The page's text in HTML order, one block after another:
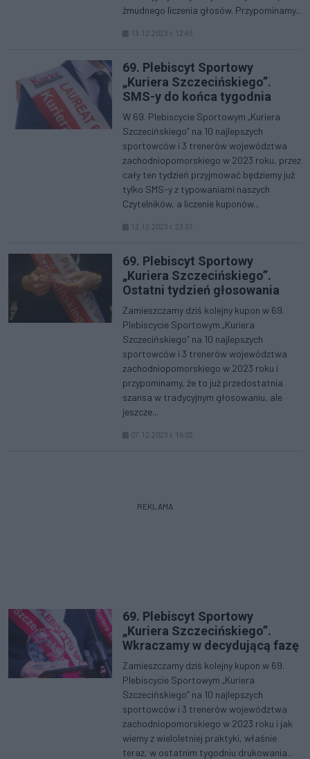
żmudnego liczenia głosów. Przypominamy...
13.12.2023 r. 12:45
69. Plebiscyt Sportowy
„Kuriera Szczecińskiego”.
SMS-y do końca tygodnia
W 69. Plebiscycie Sportowym „Kuriera
Szczecińskiego” na 10 najlepszych
sportowców i 3 trenerów województwa
zachodniopomorskiego w 2023 roku, przez
cały ten tydzień przyjmować będziemy już
tylko SMS-y z typowaniami naszych
Czytelników, a liczenie kuponów...
12.12.2023 r. 23:37
69. Plebiscyt Sportowy
„Kuriera Szczecińskiego”.
Ostatni tydzień głosowania
Zamieszczamy dziś kolejny kupon w 69.
Plebiscycie Sportowym „Kuriera
Szczecińskiego” na 10 najlepszych
sportowców i 3 trenerów województwa
zachodniopomorskiego w 2023 roku i
przypominamy, że to już przedostatnia
szansa w tradycyjnym głosowaniu, ale
jeszcze...
07.12.2023 r. 16:02
REKLAMA
69. Plebiscyt Sportowy
„Kuriera Szczecińskiego”.
Wkraczamy w decydującą fazę
Zamieszczamy dziś kolejny kupon w 69.
Plebiscycie Sportowym „Kuriera
Szczecińskiego” na 10 najlepszych
sportowców i 3 trenerów województwa
zachodniopomorskiego w 2023 roku i jak
wiemy z wieloletniej praktyki, właśnie
teraz, w ostatnim tygodniu drukowania...